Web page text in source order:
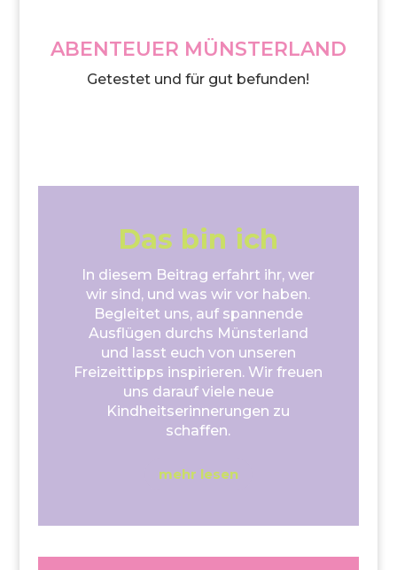
ABENTEUER MÜNSTERLAND
Getestet und für gut befunden!
Das bin ich
In diesem Beitrag erfahrt ihr, wer
wir sind, und was wir vor haben.
Begleitet uns, auf spannende
Ausflügen durchs Münsterland
und lasst euch von unseren
Freizeittipps inspirieren. Wir freuen
uns darauf viele neue
Kindheitserinnerungen zu
schaffen.
mehr lesen